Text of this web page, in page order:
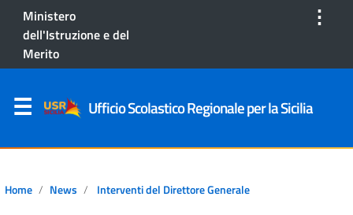
Ministero
dell'Istruzione e del
Merito
⋮
Ufficio Scolastico Regionale per la Sicilia
Home News Interventi del Direttore Generale